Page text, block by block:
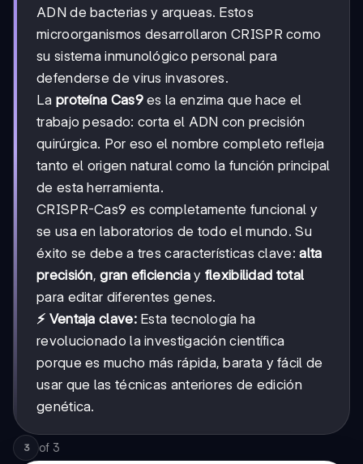
ADN de bacterias y arqueas. Estos
microorganismos desarrollaron CRISPR como
su sistema inmunológico personal para
defenderse de virus invasores.
La proteína Cas9es la enzima que hace el
trabajo pesado: corta el ADN con precisión
quirúrgica. Por eso el nombre completo refleja
tanto el origen natural como la función principal
de esta herramienta.
CRISPR-Cas9 es completamente funcional y
se usa en laboratorios de todo el mundo. Su
éxito se debe a tres características clave:alta
precisión,gran eficienciay flexibilidad total
para editar diferentes genes.
⚡ Ventaja clave:Esta tecnología ha
revolucionado la investigación científica
porque es mucho más rápida, barata y fácil de
usar que las técnicas anteriores de edición
genética.
3 of 3